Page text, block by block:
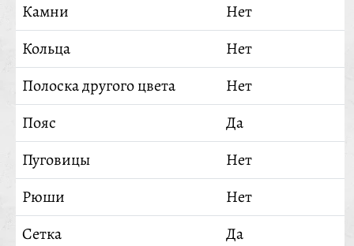
Камни
Нет
Кольца
Нет
Полоска другого цвета
Нет
Пояс
Да
Пуговицы
Нет
Рюши
Нет
Сетка
Да